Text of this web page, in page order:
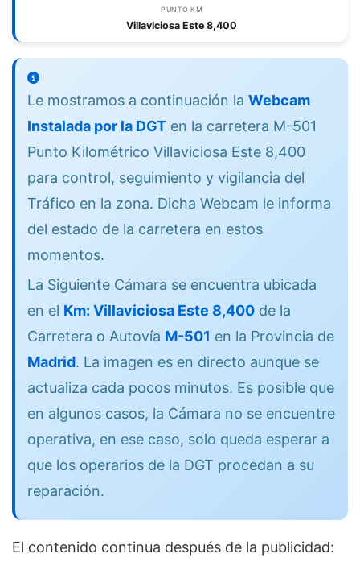
PUNTO KM
Villaviciosa Este 8,400
Le mostramos a continuación la Webcam
Instalada por la DGT en la carretera M-501
Punto Kilométrico Villaviciosa Este 8,400
para control, seguimiento y vigilancia del
Tráfico en la zona. Dicha Webcam le informa
del estado de la carretera en estos
momentos.
La Siguiente Cámara se encuentra ubicada
en el Km: Villaviciosa Este 8,400 de la
Carretera o Autovía M-501 en la Provincia de
Madrid. La imagen es en directo aunque se
actualiza cada pocos minutos. Es posible que
en algunos casos, la Cámara no se encuentre
operativa, en ese caso, solo queda esperar a
que los operarios de la DGT procedan a su
reparación.
El contenido continua después de la publicidad: